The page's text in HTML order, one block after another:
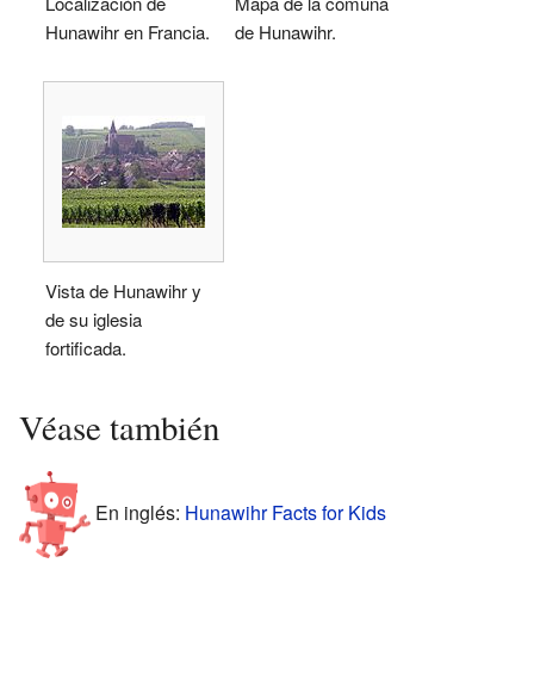
Hunawihr en Francia.
de Hunawihr.
Vista de Hunawihr y
de su iglesia
fortificada.
Véase también
En inglés: Hunawihr Facts for Kids